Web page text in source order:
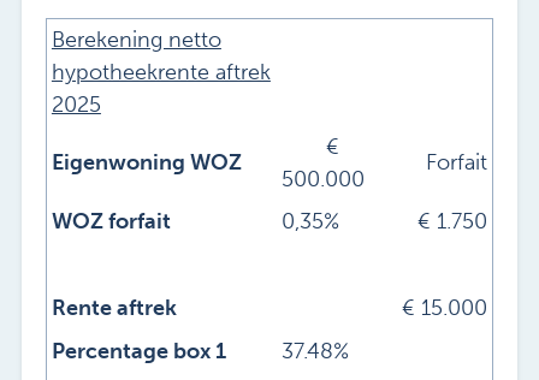
Berekening netto
hypotheekrente aftrek
2025
Eigenwoning WOZ
€
500.000
Forfait
WOZ forfait 0,35% € 1.750
Rente aftrek
€ 15.000
Percentage box 1
37.48%